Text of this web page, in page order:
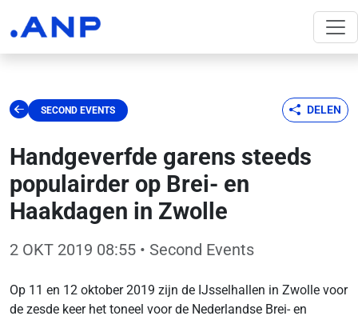
SECOND EVENTS DELEN
Handgeverfde garens steeds
populairder op Brei- en
Haakdagen in Zwolle
2 OKT 2019 08:55 • Second Events
Op 11 en 12 oktober 2019 zijn de IJsselhallen in Zwolle voor
de zesde keer het toneel voor de Nederlandse Brei- en